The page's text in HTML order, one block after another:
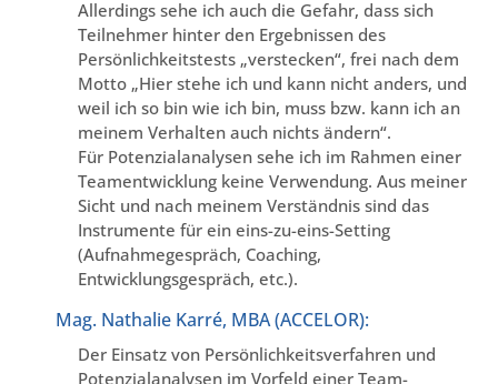
Allerdings sehe ich auch die Gefahr, dass sich
Teilnehmer hinter den Ergebnissen des
Persönlichkeitstests „verstecken“, frei nach dem
Motto „Hier stehe ich und kann nicht anders, und
weil ich so bin wie ich bin, muss bzw. kann ich an
meinem Verhalten auch nichts ändern“.
Für Potenzialanalysen sehe ich im Rahmen einer
Teamentwicklung keine Verwendung. Aus meiner
Sicht und nach meinem Verständnis sind das
Instrumente für ein eins-zu-eins-Setting
(Aufnahmegespräch, Coaching,
Entwicklungsgespräch, etc.).
Mag. Nathalie Karré, MBA (ACCELOR):
Der Einsatz von Persönlichkeitsverfahren und
Potenzialanalysen im Vorfeld einer Team-